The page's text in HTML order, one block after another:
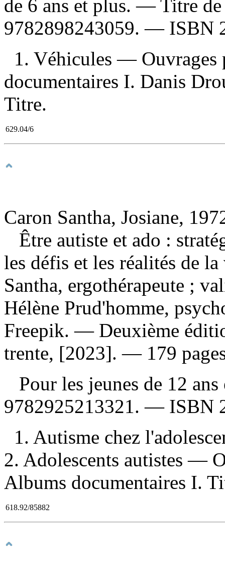
de 6 ans et plus. — Titre
9782898243059. — ISBN
1. Véhicules — Ouvrages
documentaires I. Danis
Titre.
629.04/6
Caron Santha, Josiane,
Être autiste et ado :
les défis et les réalités de
Santha, ergothérapeute ;
Hélène Prud'homme,
Freepik. — Deuxième
trente, [2023]. — 179
Pour les jeunes de 12
9782925213321. — ISBN
1. Autisme chez
2. Adolescents autistes —
Albums documentaires I.
618.92/85882